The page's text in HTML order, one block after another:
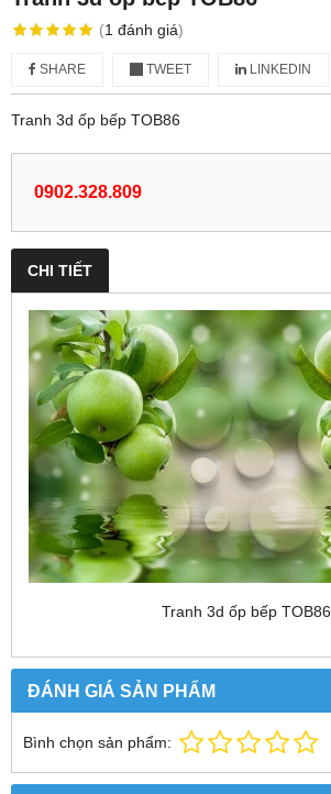
(1 đánh giá)
SHARE TWEET LINKEDIN
Tranh 3d ốp bếp TOB86
0902.328.809
CHI TIẾT
Tranh 3d ốp bếp TOB86
ĐÁNH GIÁ SẢN PHẨM
Bình chọn sản phẩm: